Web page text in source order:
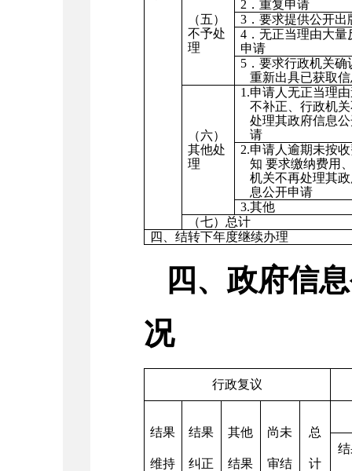
（五）
不予处
理
2．重复申请
3．要求提供公开出
4．无正当理由大量
申请
5．要求行政机关确
重新出具已获取
（六）
其他处
理
1.申请人无正当理
不补正、行政机
处理其政府信息
请
2.申请人逾期未按
知 要求缴纳费用
机关不再处理其
息公开申请
3.其他
（七）总计
四、结转下年度继续办理
四、政府信
况
行政复议
结果
维持
结果
纠正
其他
结果
尚未
审结
总
计